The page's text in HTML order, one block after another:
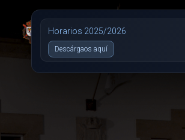
Horarios 2025/2026
Descárgaos aquí